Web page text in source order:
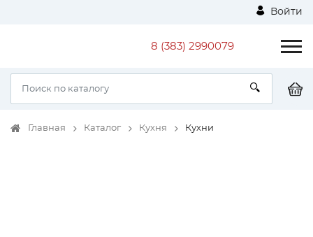
Войти
8 (383) 2990079
Главная Каталог Кухня Кухни